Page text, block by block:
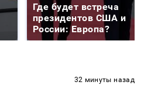
Где будет встреча
президентов США и
России: Европа?
32 минуты назад